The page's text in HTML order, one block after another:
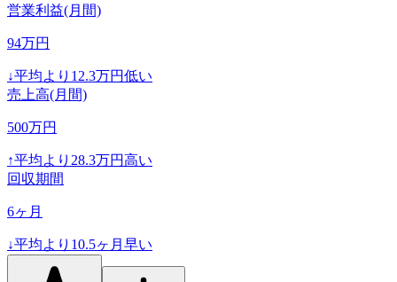
営業利益(月間)
94万円
↓平均より 12.3万円低い
売上高(月間)
500万円
↑平均より 28.3万円高い
回収期間
6ヶ月
↓平均より 10.5ヶ月早い